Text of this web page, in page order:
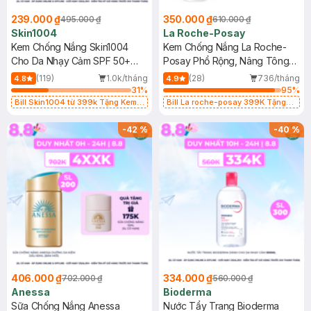
239.000 ₫495.000 ₫
Skin1004
Kem Chống Nắng Skin1004
Cho Da Nhạy Cảm SPF 50+
50ml
4.8 (119)
1.0k/tháng
31%
Bill Skin1004 từ 399k Tặng Kem
SPF 50+ 20ml (SL Có Hạn)
350.000 ₫610.000 ₫
La Roche-Posay
Kem Chống Nắng La Roche-
Posay Phổ Rộng, Nâng Tông
Kiềm Dầu 50ml
4.9 (28)
736/tháng
95%
Bill La roche-posay 399K Tặng
(SL có hạn)
-42%
406.000 ₫702.000 ₫
Anessa
Sữa Chống Nắng Anessa
-40%
334.000 ₫560.000 ₫
Bioderma
Nước Tẩy Trang Bioderma